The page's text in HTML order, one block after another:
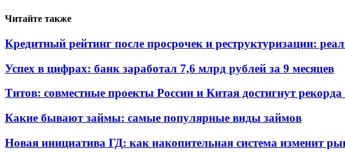
Читайте также
Кредитный рейтинг после просрочек и реструктуризации:
Успех в цифрах: банк заработал 7,6 млрд рублей за 9 месяцев
Титов: совместные проекты России и Китая достигнут рекорда
Какие бывают займы: самые популярные виды займов
Новая инициатива ГД: как накопительная система изменит